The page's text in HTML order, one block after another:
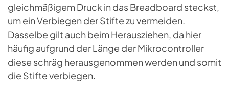
gleichmäßigem Druck in das Breadboard steckst,
um ein Verbiegen der Stifte zu vermeiden.
Dasselbe gilt auch beim Herausziehen, da hier
häufig aufgrund der Länge der Mikrocontroller
diese schräg herausgenommen werden und somit
die Stifte verbiegen.